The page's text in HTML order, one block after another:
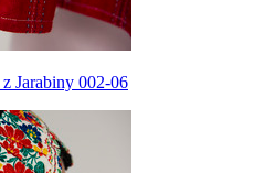
Jarabiny 002-06